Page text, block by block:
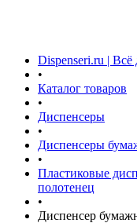
Dispenseri.ru |
•
Каталог товаров
•
Диспенсеры
•
Диспенсеры
•
Пластиковые
полотенец
•
Диспенсер